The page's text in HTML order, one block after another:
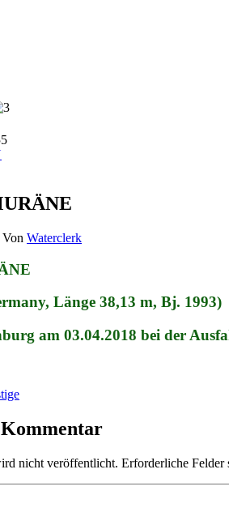
Von Waterclerk
Länge 38,13 m, Bj. 1993)
am 03.04.2018 bei der
nicht veröffentlicht. Erforderliche Felder